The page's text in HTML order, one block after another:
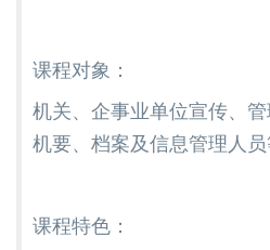
课程对象：
机关、企事业单位宣传、管
机要、档案及信息管理人员
课程特色：